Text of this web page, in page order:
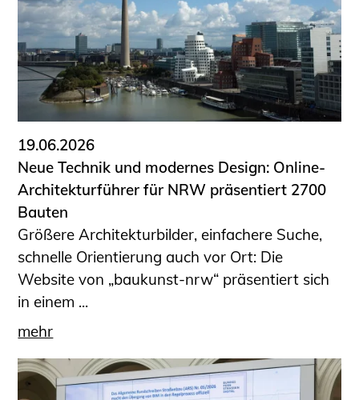
19.06.2026
Neue Technik und modernes Design: Online-
Architekturführer für NRW präsentiert 2700
Bauten
Größere Architekturbilder, einfachere Suche,
schnelle Orientierung auch vor Ort: Die
Website von „baukunst-nrw“ präsentiert sich
in einem ...
mehr